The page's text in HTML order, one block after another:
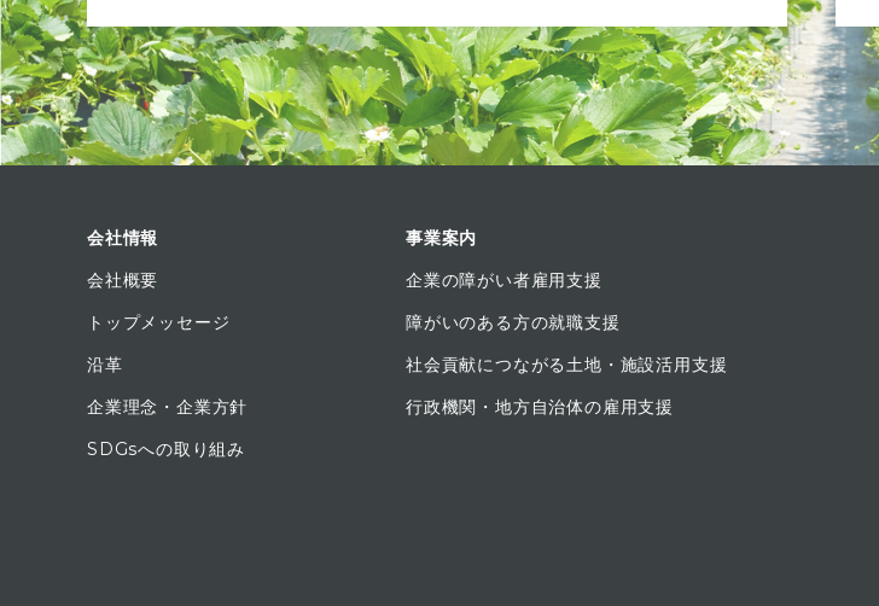
会社情報
会社概要
トップメッセージ
沿革
企業理念・企業方針
SDGsへの取り組み
事業案内
企業の障がい者雇用支援
障がいのある方の就職支援
社会貢献につながる土地・施設活用支援
行政機関・地方自治体の雇用支援